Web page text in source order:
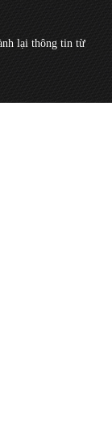
lại thông tin từ